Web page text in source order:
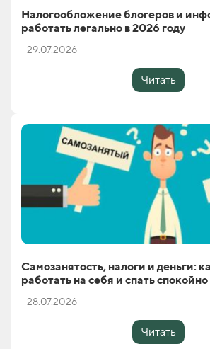
Налогообложение блогеров и
работать легально в 2026 году
29.07.2026
Читать
Самозанятость, налоги и деньги:
работать на себя и спать спокойно
28.07.2026
Читать